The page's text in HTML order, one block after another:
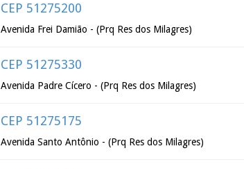
CEP 51275200
Avenida Frei Damião - (Prq Res dos Milagres)
CEP 51275330
Avenida Padre Cícero - (Prq Res dos Milagres)
CEP 51275175
Avenida Santo Antônio - (Prq Res dos Milagres)